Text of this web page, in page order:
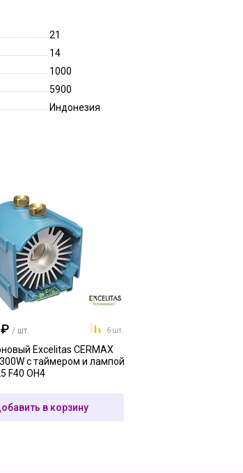
21
14
1000
5900
Индонезия
/ шт. 6 шт.
Excelitas CERMAX
с таймером и лампой
F40 OH4
в корзину